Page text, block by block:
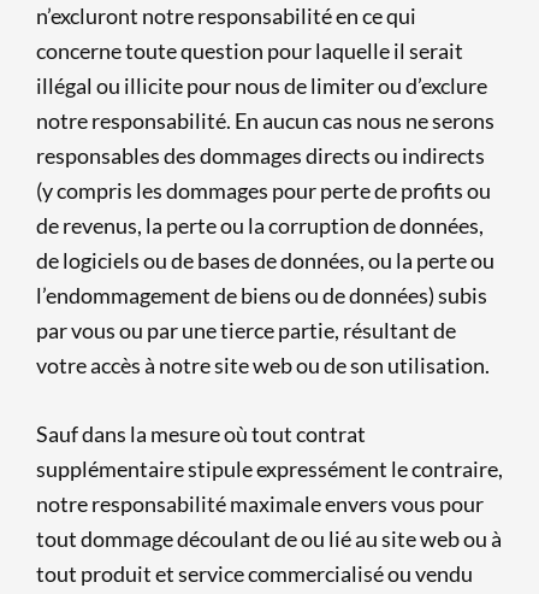
n’excluront notre responsabilité en ce qui
concerne toute question pour laquelle il serait
illégal ou illicite pour nous de limiter ou d’exclure
notre responsabilité. En aucun cas nous ne serons
responsables des dommages directs ou indirects
(y compris les dommages pour perte de profits ou
de revenus, la perte ou la corruption de données,
de logiciels ou de bases de données, ou la perte ou
l’endommagement de biens ou de données) subis
par vous ou par une tierce partie, résultant de
votre accès à notre site web ou de son utilisation.
Sauf dans la mesure où tout contrat
supplémentaire stipule expressément le contraire,
notre responsabilité maximale envers vous pour
tout dommage découlant de ou lié au site web ou à
tout produit et service commercialisé ou vendu